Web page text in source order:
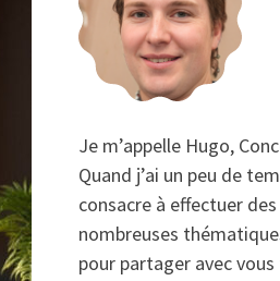
Je m’appelle Hugo,
Quand j’ai un peu de
consacre à effectuer
nombreuses
pour partager avec